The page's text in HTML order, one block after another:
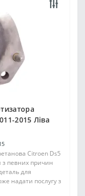
2015 Ліва
Citroen Ds5
з певних причин
для
надати послугу з